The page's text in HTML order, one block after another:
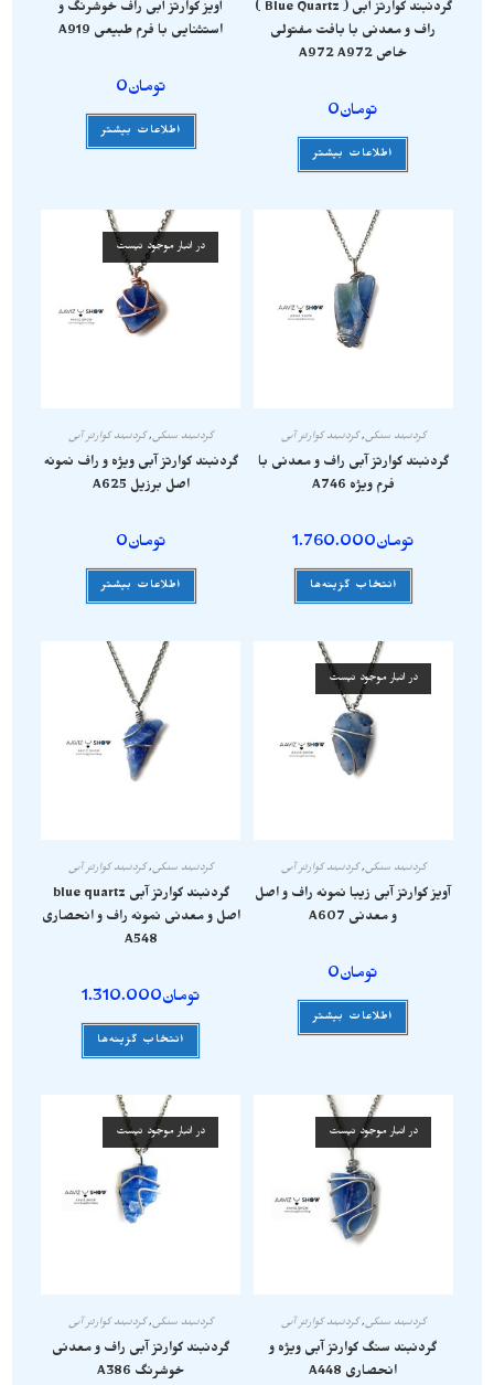
گردنبند کوارتز آبی ( Blue Quartz )
راف و معدنی با بافت مفتولی
خاص A972 A972
تومان0
اطلاعات بیشتر
آویز کوارتز آبی راف خوشرنگ و
استثنایی با فرم طبیعی A919
تومان0
اطلاعات بیشتر
گردنبند سنگی,گردنبند کوارتز آبی
گردنبند کوارتز آبی راف و معدنی با
فرم ویژه A746
تومان1.760.000
انتخاب گزینه‌ها
در انبار موجود نیست
گردنبند سنگی,گردنبند کوارتز آبی
گردنبند کوارتز آبی ویژه و راف نمونه
اصل برزیل A625
تومان0
اطلاعات بیشتر
در انبار موجود نیست
گردنبند سنگی,گردنبند کوارتز آبی
آویز کوارتز آبی زیبا نمونه راف و اصل
و معدنی A607
تومان0
اطلاعات بیشتر
گردنبند سنگی,گردنبند کوارتز آبی
گردنبند کوارتز آبی blue quartz
اصل و معدنی نمونه راف و انحصاری
A548
تومان1.310.000
انتخاب گزینه‌ها
در انبار موجود نیست
گردنبند سنگی,گردنبند کوارتز آبی
گردنبند سنگ کوارتز آبی ویژه و
انحصاری A448
در انبار موجود نیست
گردنبند سنگی,گردنبند کوارتز آبی
گردنبند کوارتز آبی راف و معدنی
خوشرنگ A386